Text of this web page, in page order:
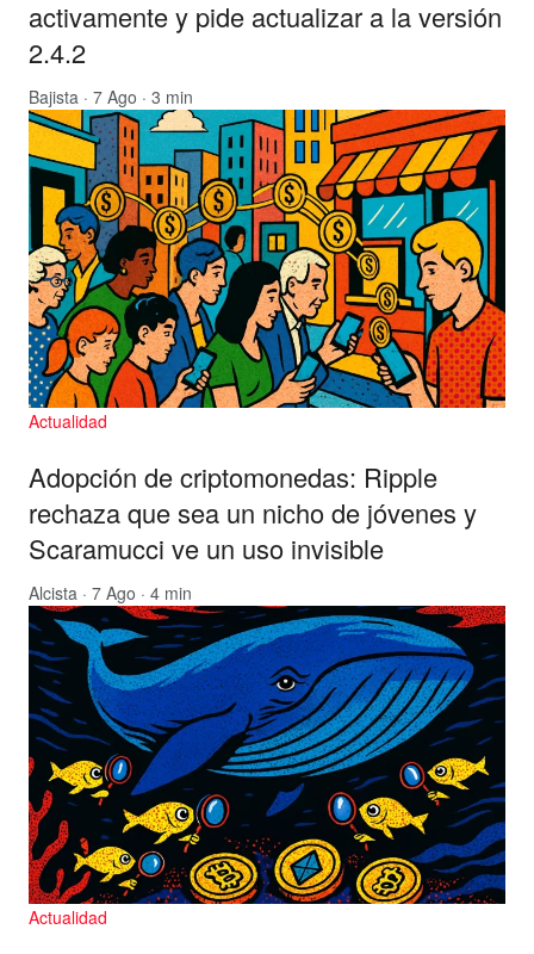
activamente y pide actualizar a la versión
2.4.2
Bajista · 7 Ago · 3 min
Actualidad
Adopción de criptomonedas: Ripple
rechaza que sea un nicho de jóvenes y
Scaramucci ve un uso invisible
Alcista · 7 Ago · 4 min
Actualidad